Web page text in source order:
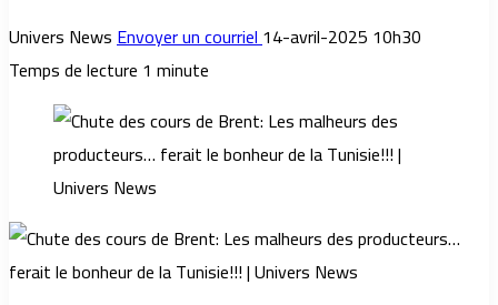
Univers NewsEnvoyer un courriel14-avril-2025 10h30
Temps de lecture 1 minute